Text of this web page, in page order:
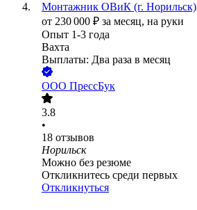
Монтажник ОВиК (г. Норильск)
от 230 000 ₽ за месяц, на руки
Опыт 1-3 года
Вахта
Выплаты: Два раза в месяц
ООО ПрессБук
3.8
•
18 отзывов
Норильск
Можно без резюме
Откликнитесь среди первых
Откликнуться